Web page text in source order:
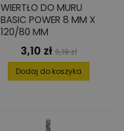
WIERTŁO DO MURU
BASIC POWER 8 MM X
120/80 MM
Cena
3,10 zł Cena
podstawowa
6,19 zł
Dodaj do koszyka